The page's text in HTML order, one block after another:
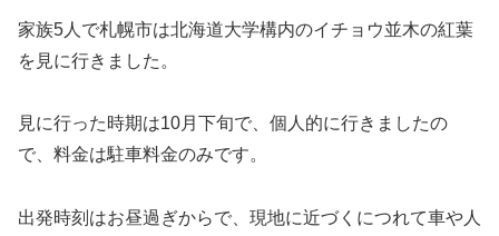
家族5人で札幌市は北海道大学構内のイチョウ並木の紅葉
を見に行きました。
見に行った時期は10月下旬で、個人的に行きましたの
で、料金は駐車料金のみです。
出発時刻はお昼過ぎからで、現地に近づくにつれて車や人